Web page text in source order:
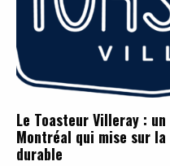
Le Toasteur Villeray :
Montréal qui mise sur
durable